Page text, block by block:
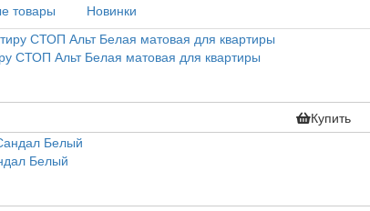
товары Новинки
СТОП Альт Белая матовая для квартиры
Купить
Белый